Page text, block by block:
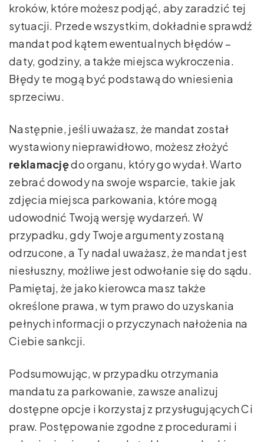
kroków, które możesz podjąć, aby zaradzić tej
sytuacji. Przede wszystkim, dokładnie sprawdź
mandat pod kątem ewentualnych błędów –
daty, godziny, a także miejsca wykroczenia.
Błędy te mogą być podstawą do wniesienia
sprzeciwu.
Następnie, jeśli uważasz, że mandat został
wystawiony nieprawidłowo, możesz złożyć
reklamacjędo organu, który go wydał. Warto
zebrać dowody na swoje wsparcie, takie jak
zdjęcia miejsca parkowania, które mogą
udowodnić Twoją wersję wydarzeń. W
przypadku, gdy Twoje argumenty zostaną
odrzucone, a Ty nadal uważasz, że mandat jest
niesłuszny, możliwe jest odwołanie się do sądu.
Pamiętaj, że jako kierowca masz także
określone prawa, w tym prawo do uzyskania
pełnych informacji o przyczynach nałożenia na
Ciebie sankcji.
Podsumowując, w przypadku otrzymania
mandatu za parkowanie, zawsze analizuj
dostępne opcje i korzystaj z przysługujących Ci
praw. Postępowanie zgodne z procedurami i